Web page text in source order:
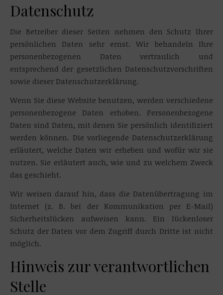
Datenschutz
Die Betreiber dieser Seiten nehmen den Schutz Ihrer
persönlichen Daten sehr ernst. Wir behandeln Ihre
personenbezogenen Daten vertraulich und
entsprechend der gesetzlichen Datenschutzvorschriften
sowie dieser Datenschutzerklärung.
Wenn Sie diese Website benutzen, werden verschiedene
personenbezogene Daten erhoben. Personenbezogene
Daten sind Daten, mit denen Sie persönlich identifiziert
werden können. Die vorliegende Datenschutzerklärung
erläutert, welche Daten wir erheben und wofür wir sie
nutzen. Sie erläutert auch, wie und zu welchem Zweck
das geschieht.
Wir weisen darauf hin, dass die Datenübertragung im
Internet (z. B. bei der Kommunikation per E-Mail)
Sicherheitslücken aufweisen kann. Ein lückenloser
Schutz der Daten vor dem Zugriff durch Dritte ist nicht
möglich.
Hinweis zur verantwortlichen
Stelle